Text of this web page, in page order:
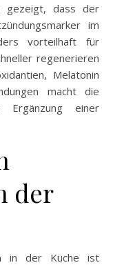
gezeigt, dass der
im
vorteilhaft für
regenerieren
Melatonin
macht die
Ergänzung einer
der
in der Küche ist